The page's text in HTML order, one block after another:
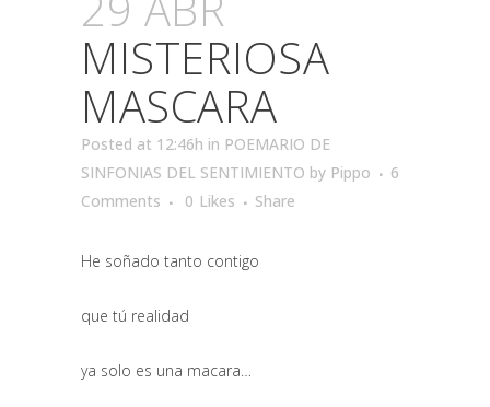
MISTERIOSA
MASCARA
Posted at 12:46h in POEMARIO DE
SINFONIAS DEL SENTIMIENTO by Pippo
6
Comments
0 Likes Share
He soñado tanto contigo
que tú realidad
ya solo es una macara…